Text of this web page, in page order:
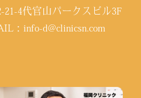
4代官山パークスビル3F
：info-d@clinicsn.com